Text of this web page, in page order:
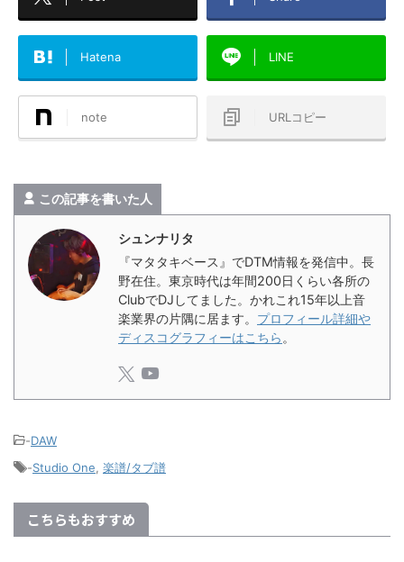
Hatena LINE
note URLコピー
この記事を書いた人
シュンナリタ
『マタタキベース』でDTM情報を発信中。長
野在住。東京時代は年間200日くらい各所の
ClubでDJしてました。かれこれ15年以上音
楽業界の片隅に居ます。 プロフィール詳細や
ディスコグラフィーはこちら 。
-DAW
-Studio One 楽譜/タブ譜
こちらもおすすめ